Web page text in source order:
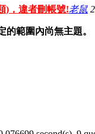
)，違者刪帳號!老鼠
的範圍內尚無主題。